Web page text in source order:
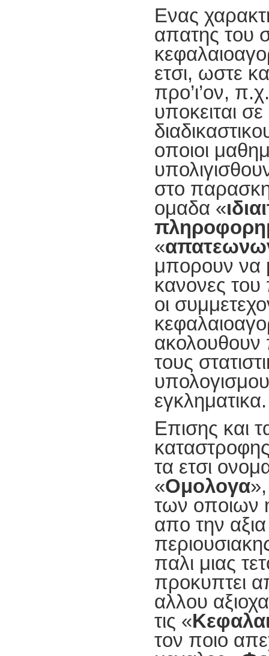
Ενας
απατης του
ετσι, ωστε
προ’ι’ον,
υποκειται
οποιοι
στο
ομαδα «
«
μπορουν να
κανονες του
οι
ακολουθουν
τους
εγκληματικα.
Επισης και
τα ετσι
«Ομολογα»,
των οποιων
απο την
παλι μιας
προκυπτει
αλλου
τις «
τον ποιο